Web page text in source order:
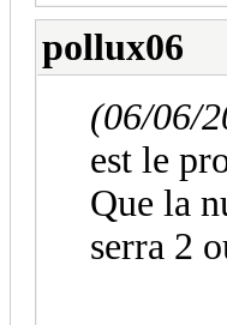
pollux06
(06/06/
est le
Que la
serra 2